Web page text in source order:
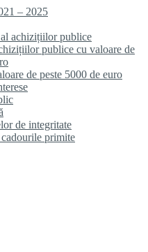
– 2025
achizițiilor publice
publice cu valoare de
de peste 5000 de euro
de integritate
primite